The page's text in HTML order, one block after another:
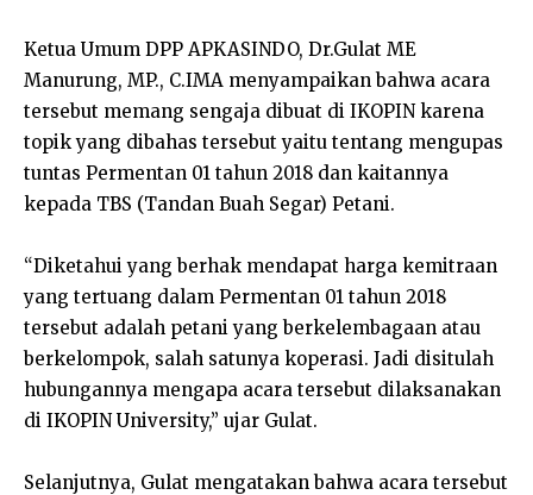
Ketua Umum DPP APKASINDO, Dr.Gulat ME
Manurung, MP., C.IMA menyampaikan bahwa acara
tersebut memang sengaja dibuat di IKOPIN karena
topik yang dibahas tersebut yaitu tentang mengupas
tuntas Permentan 01 tahun 2018 dan kaitannya
kepada TBS (Tandan Buah Segar) Petani.
“Diketahui yang berhak mendapat harga kemitraan
yang tertuang dalam Permentan 01 tahun 2018
tersebut adalah petani yang berkelembagaan atau
berkelompok, salah satunya koperasi. Jadi disitulah
hubungannya mengapa acara tersebut dilaksanakan
di IKOPIN University,” ujar Gulat.
Selanjutnya, Gulat mengatakan bahwa acara tersebut